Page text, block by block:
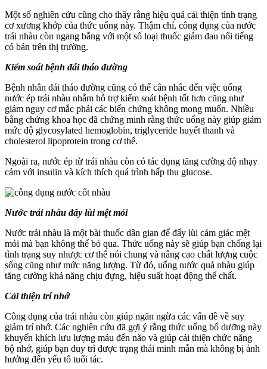
Một số nghiên cứu cũng cho thấy rằng hiệu quả cải thiện tình trạng
cơ xương khớp của thức uống này. Thậm chí, công dụng của nước
trái nhàu còn ngang bằng với một số loại thuốc giảm đau nổi tiếng
có bán trên thị trường.
Kiểm soát bệnh đái tháo đường
Bệnh nhân đái tháo đường cũng có thể cân nhắc đến việc uống
nước ép trái nhàu nhằm hỗ trợ kiểm soát bệnh tốt hơn cũng như
giảm nguy cơ mắc phải các biến chứng không mong muốn. Nhiều
bằng chứng khoa học đã chứng minh rằng thức uống này giúp giảm
mức độ glycosylated hemoglobin, triglyceride huyết thanh và
cholesterol lipoprotein trong cơ thể.
Ngoài ra, nước ép từ trái nhàu còn có tác dụng tăng cường độ nhạy
cảm với insulin và kích thích quá trình hấp thu glucose.
Nước trái nhàu đẩy lùi mệt mỏi
Nước trái nhàu là một bài thuốc dân gian để đẩy lùi cảm giác mệt
mỏi mà bạn không thể bỏ qua. Thức uống này sẽ giúp bạn chống lại
tình trạng suy nhược cơ thể nói chung và nâng cao chất lượng cuộc
sống cũng như mức năng lượng. Từ đó, uống nước quả nhàu giúp
tăng cường khả năng chịu đựng, hiệu suất hoạt động thể chất.
Cải thiện trí nhớ
Công dụng của trái nhàu còn giúp ngăn ngừa các vấn đề về suy
giảm trí nhớ. Các nghiên cứu đã gợi ý rằng thức uống bổ dưỡng này
khuyến khích lưu lượng máu đến não và giúp cải thiện chức năng
bộ nhớ, giúp bạn duy trì được trạng thái minh mẫn mà không bị ảnh
hưởng đến yếu tố tuổi tác.